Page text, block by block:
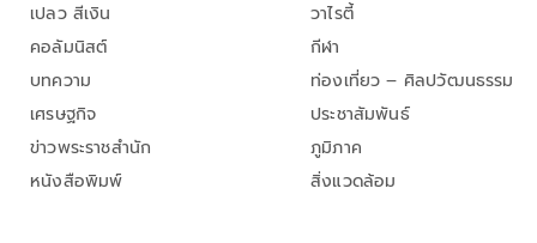
เปลว สีเงิน
คอลัมนิสต์
บทความ
เศรษฐกิจ
ข่าวพระราชสำนัก
หนังสือพิมพ์
วาไรตี้
กีฬา
ท่องเที่ยว – ศิลปวัฒนธรรม
ประชาสัมพันธ์
ภูมิภาค
สิ่งแวดล้อม